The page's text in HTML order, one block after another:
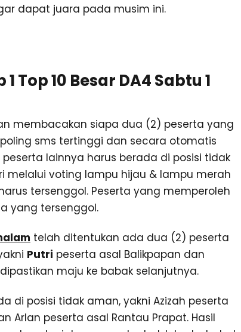
dapat juara pada musim ini.
Top 10 Besar DA4 Sabtu 1
membacakan siapa dua (2) peserta yang
sms tertinggi dan secara otomatis
lainnya harus berada di posisi tidak
melalui voting lampu hijau & lampu merah
tersenggol. Peserta yang memperoleh
yang tersenggol.
telah ditentukan ada dua (2) peserta
Putri peserta asal Balikpapan dan
maju ke babak selanjutnya.
di posisi tidak aman, yakni Azizah peserta
Arlan peserta asal Rantau Prapat. Hasil